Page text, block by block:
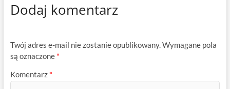
Dodaj komentarz
Twój adres e-mail nie zostanie opublikowany.Wymagane pola
są oznaczone *
Komentarz *